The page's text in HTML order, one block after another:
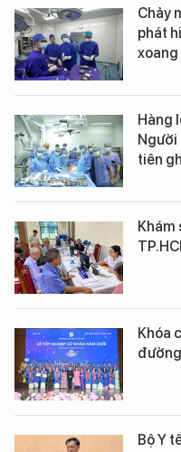
Chảy
phát
xoang
Hàng
Người
tiên
Khám
Khóa
Bộ Y